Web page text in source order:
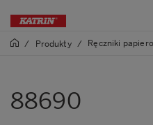
/ Produkty / Ręczniki
88690